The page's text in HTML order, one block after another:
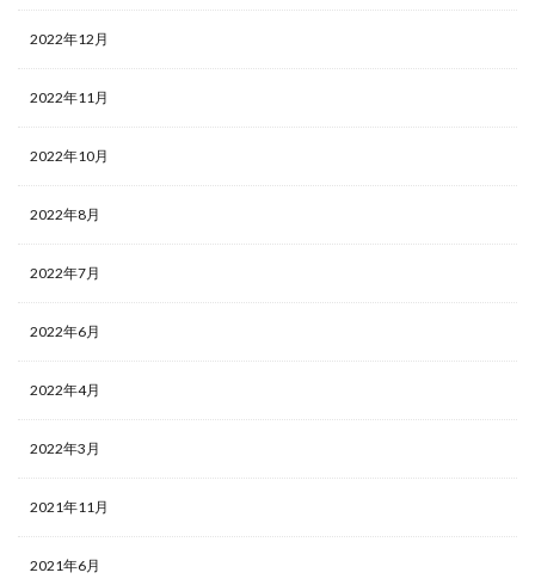
2022年12月
2022年11月
2022年10月
2022年8月
2022年7月
2022年6月
2022年4月
2022年3月
2021年11月
2021年6月